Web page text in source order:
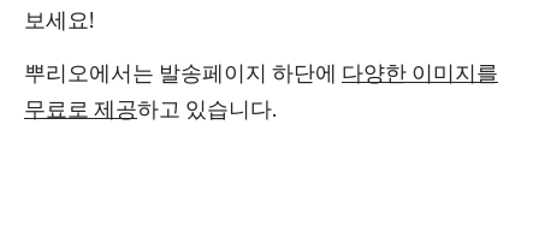
보세요!
뿌리오에서는 발송페이지 하단에 다양한 이미지를
무료로 제공하고 있습니다.